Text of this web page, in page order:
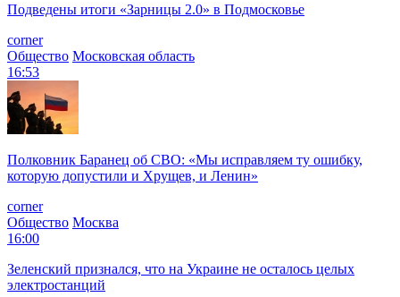
Подведены итоги «Зарницы 2.0» в Подмосковье
corner
Общество Московская область
16:53
Полковник Баранец об СВО: «Мы исправляем ту ошибку,
которую допустили и Хрущев, и Ленин»
corner
Общество Москва
16:00
Зеленский признался, что на Украине не осталось целых
электростанций